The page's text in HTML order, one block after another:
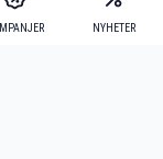
NYHETER